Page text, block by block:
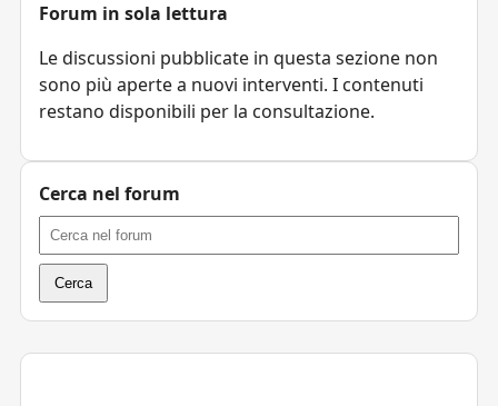
Forum in sola lettura
Le discussioni pubblicate in questa sezione non
sono più aperte a nuovi interventi. I contenuti
restano disponibili per la consultazione.
Cerca nel forum
Cerca